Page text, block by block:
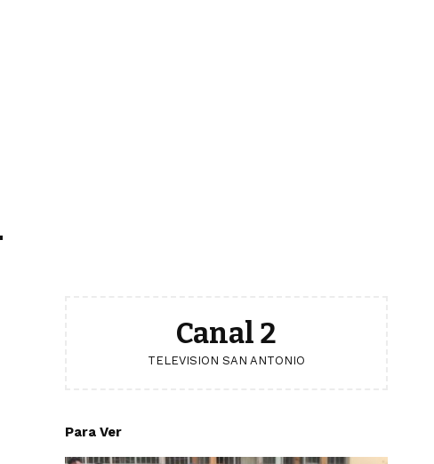
Canal 2
TELEVISION SAN ANTONIO
Para Ver